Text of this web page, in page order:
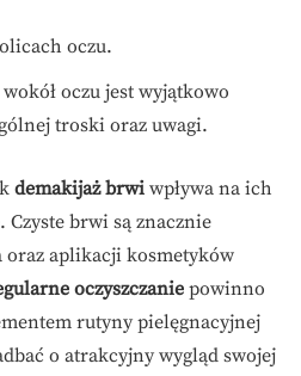
oczu.
oczu jest wyjątkowo
troski oraz uwagi.
demakijaż brwi wpływa na ich
brwi są znacznie
oraz aplikacji kosmetyków
oczyszczaniepowinno
rutyny pielęgnacyjnej
o atrakcyjny wygląd swojej